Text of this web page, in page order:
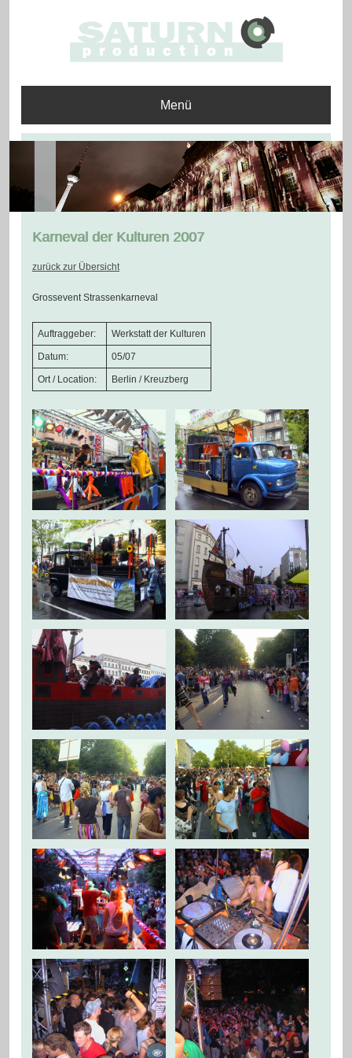
Menü
Karneval der Kulturen 2007
zurück zur Übersicht
Grossevent Strassenkarneval
Auftraggeber: Werkstatt der Kulturen
Datum: 05/07
Ort / Location: Berlin / Kreuzberg